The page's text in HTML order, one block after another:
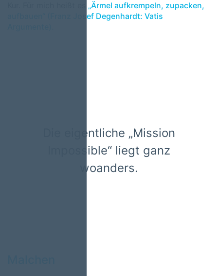
„Ärmel aufkrempeln, zupacken,
aufbauen“ (Franz Josef Degenhardt: Vatis
Die eigentliche „Mission
Impossible“ liegt ganz
woanders.